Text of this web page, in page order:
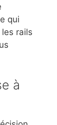
qui
rails
à